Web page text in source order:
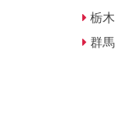
栃
群